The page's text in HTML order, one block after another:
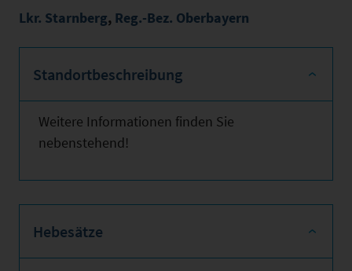
Lkr. Starnberg, Reg.-Bez. Oberbayern
Standortbeschreibung
Weitere Informationen finden Sie
nebenstehend!
Hebesätze